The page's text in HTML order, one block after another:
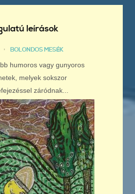
leírások
BOLONDOS MESÉK
humoros vagy gunyoros
melyek sokszor
záródnak...